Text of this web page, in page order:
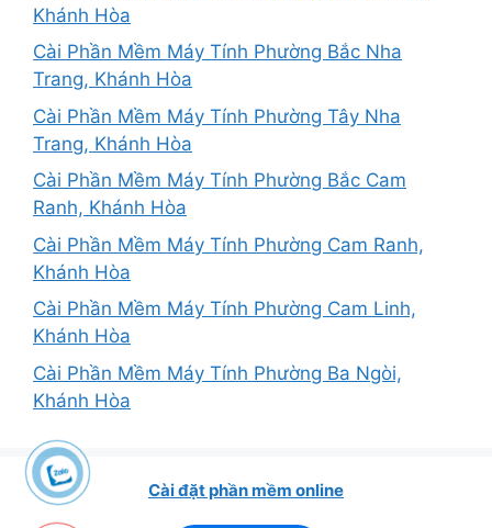
Khánh Hòa
Cài Phần Mềm Máy Tính Phường Bắc Nha
Trang, Khánh Hòa
Cài Phần Mềm Máy Tính Phường Tây Nha
Trang, Khánh Hòa
Cài Phần Mềm Máy Tính Phường Bắc Cam
Ranh, Khánh Hòa
Cài Phần Mềm Máy Tính Phường Cam Ranh,
Khánh Hòa
Cài Phần Mềm Máy Tính Phường Cam Linh,
Khánh Hòa
Cài Phần Mềm Máy Tính Phường Ba Ngòi,
Khánh Hòa
Cài đặt phần mềm online